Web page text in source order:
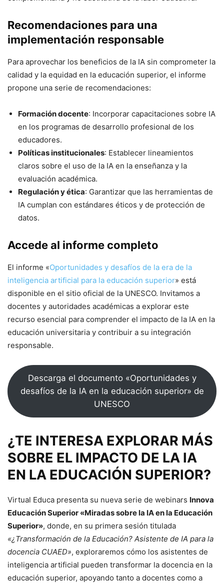
Recomendaciones para una
implementación responsable
Para aprovechar los beneficios de la IA sin comprometer la
calidad y la equidad en la educación superior, el informe
propone una serie de recomendaciones:
Formación docente: Incorporar capacitaciones sobre IA
en los programas de desarrollo profesional de los
educadores.
Políticas institucionales: Establecer lineamientos
claros sobre el uso de la IA en la enseñanza y la
evaluación académica.
Regulación y ética: Garantizar que las herramientas de
IA cumplan con estándares éticos y de protección de
datos.
Accede al informe completo
El informe «Oportunidades y desafíos de la era de la
inteligencia artificial para la educación superior» está
disponible en el sitio oficial de la UNESCO. Invitamos a
docentes y autoridades académicas a explorar este
recurso esencial para comprender el impacto de la IA en la
educación universitaria y contribuir a su integración
responsable.
Descarga el documento «Oportunidades y
desafíos de la IA en la educación superior» de
UNESCO
¿TE INTERESA EXPLORAR MÁS
SOBRE EL IMPACTO DE LA IA
EN LA EDUCACIÓN SUPERIOR?
Virtual Educa presenta su nueva serie de webinars Innova
Educación Superior «Miradas sobre la IA en la Educación
Superior», donde, en su primera sesión titulada
«¿Transformación de la Educación? Asistente de IA para la
docencia CUAED», exploraremos cómo los asistentes de
inteligencia artificial pueden transformar la docencia en la
educación superior, apoyando tanto a docentes como a